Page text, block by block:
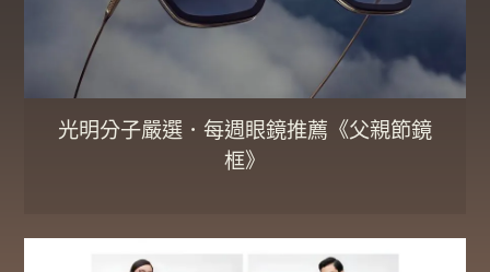
光明分子嚴選．每週眼鏡推薦《父親節鏡
框》